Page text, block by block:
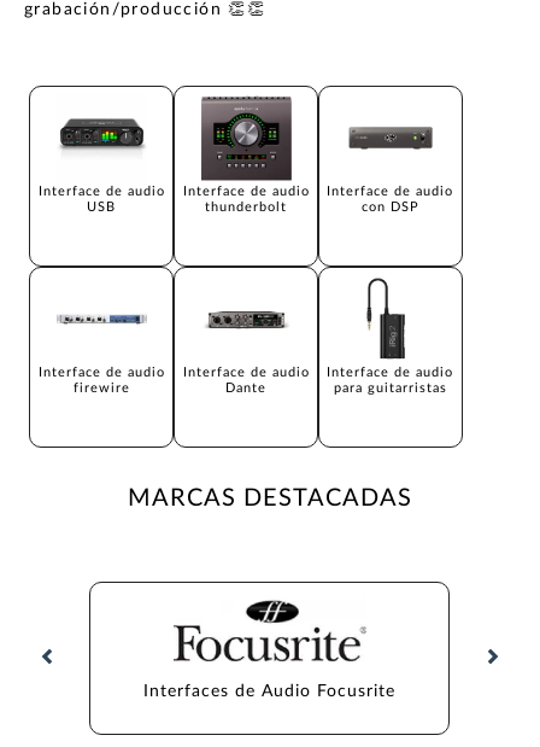
grabación/producción 👏👏
Interface de audio
USB
Interface de audio
thunderbolt
Interface de audio
con DSP
Interface de audio
firewire
Interface de audio
Dante
Interface de audio
para guitarristas
MARCAS DESTACADAS
Interfaces de Audio Focusrite